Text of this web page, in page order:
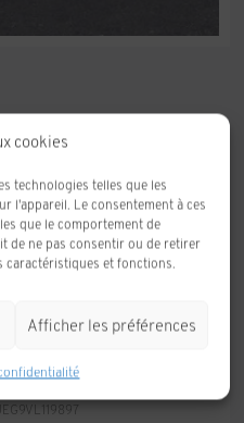
cookies
technologies telles que les
l'appareil. Le consentement à ces
que le comportement de
de ne pas consentir ou de retirer
caractéristiques et fonctions.
Afficher les préférences
METALLISE (GB8)
TOMBEE DE LA NUIT (EKV)